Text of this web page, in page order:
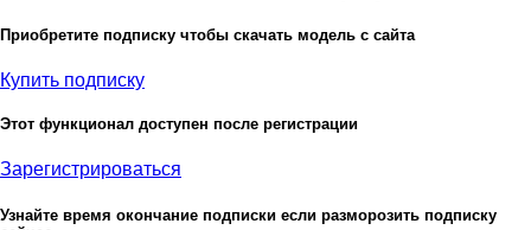
Приобретите подписку чтобы скачать модель с сайта
Купить подписку
Этот функционал доступен после регистрации
Зарегистрироваться
Узнайте время окончание подписки если разморозить подписку